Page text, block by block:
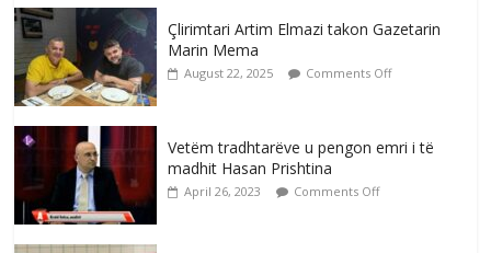
Çlirimtari Artim Elmazi takon Gazetarin
Marin Mema
August 22, 2025 Comments Off
Vetëm tradhtarëve u pengon emri i të
madhit Hasan Prishtina
April 26, 2023 Comments Off